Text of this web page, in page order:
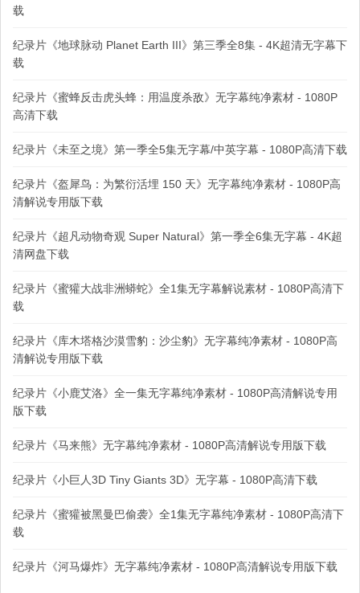
载
纪录片《地球脉动 Planet Earth III》第三季全8集 - 4K超清无字幕下
载
纪录片《蜜蜂反击虎头蜂：用温度杀敌》无字幕纯净素材 - 1080P
高清下载
纪录片《未至之境》第一季全5集无字幕/中英字幕 - 1080P高清下载
纪录片《盔犀鸟：为繁衍活埋 150 天》无字幕纯净素材 - 1080P高
清解说专用版下载
纪录片《超凡动物奇观 Super Natural》第一季全6集无字幕 - 4K超
清网盘下载
纪录片《蜜獾大战非洲蟒蛇》全1集无字幕解说素材 - 1080P高清下
载
纪录片《库木塔格沙漠雪豹：沙尘豹》无字幕纯净素材 - 1080P高
清解说专用版下载
纪录片《小鹿艾洛》全一集无字幕纯净素材 - 1080P高清解说专用
版下载
纪录片《马来熊》无字幕纯净素材 - 1080P高清解说专用版下载
纪录片《小巨人3D Tiny Giants 3D》无字幕 - 1080P高清下载
纪录片《蜜獾被黑曼巴偷袭》全1集无字幕纯净素材 - 1080P高清下
载
纪录片《河马爆炸》无字幕纯净素材 - 1080P高清解说专用版下载